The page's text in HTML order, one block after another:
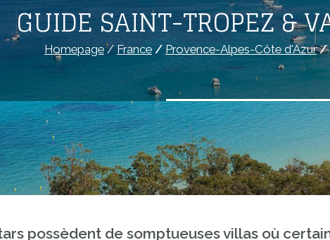
GUIDE SAINT-TROPEZ &
Homepage/France/ Provence-Alpes-Côte d'Azur/
possèdent de somptueuses villas où